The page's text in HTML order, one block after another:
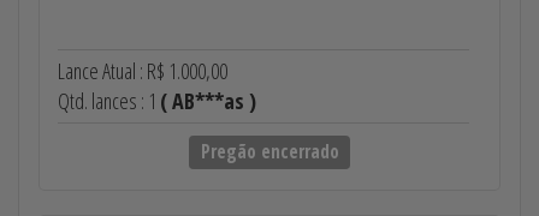
Lance Atual : R$ 1.000,00
Qtd. lances : 1 ( AB***as )
Pregão encerrado